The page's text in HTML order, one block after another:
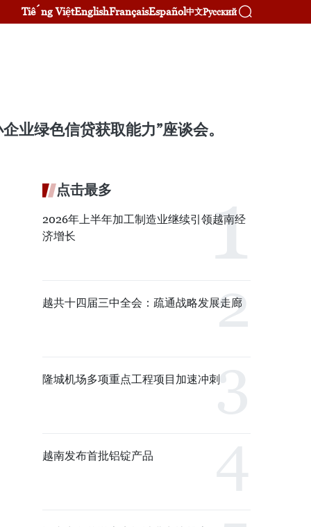
Tiếng ViệtEnglishFrançaisEspañol中文Русский
业绿色信贷获取能力”座谈会。
点击最多
2026年上半年加工制造业继续引领越南经
济增长
越共十四届三中全会：疏通战略发展走廊
隆城机场多项重点工程项目加速冲刺
越南发布首批铝锭产品